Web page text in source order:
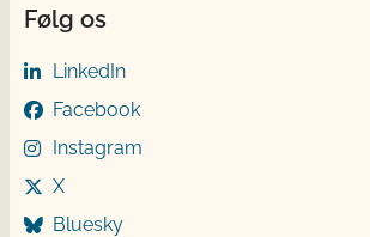
Følg os
LinkedIn
Facebook
Instagram
X
Bluesky